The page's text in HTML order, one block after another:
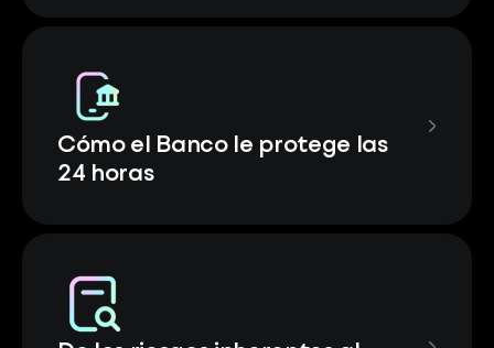
Cómo el Banco le protege las
24 horas